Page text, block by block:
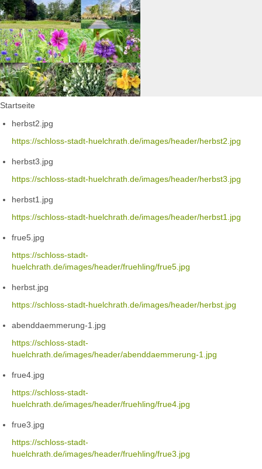
Startseite
herbst2.jpg
https://schloss-stadt-huelchrath.de/images/header/herbst2.jpg
herbst3.jpg
https://schloss-stadt-huelchrath.de/images/header/herbst3.jpg
herbst1.jpg
https://schloss-stadt-huelchrath.de/images/header/herbst1.jpg
frue5.jpg
https://schloss-stadt-
huelchrath.de/images/header/fruehling/frue5.jpg
herbst.jpg
https://schloss-stadt-huelchrath.de/images/header/herbst.jpg
abenddaemmerung-1.jpg
https://schloss-stadt-
huelchrath.de/images/header/abenddaemmerung-1.jpg
frue4.jpg
https://schloss-stadt-
huelchrath.de/images/header/fruehling/frue4.jpg
frue3.jpg
https://schloss-stadt-
huelchrath.de/images/header/fruehling/frue3.jpg